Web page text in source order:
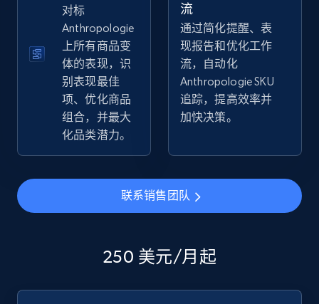
eBay - Collect products from shops on eBay
URL, Product id, Title, Seller name, Seller rating,
Seller reviews, Breadcrumbs, Root category, and
more.
2.5K+ 359+
eBay - Collect records by category
Seller reviews, Breadcrumbs, Root category, and
对标
Anthropologie
上所有商品变
体的表现，识
别表现最佳
项、优化商品
组合，并最大
化品类潜力。
流
通过简化提醒、表
现报告和优化工作
流，自动化
Anthropologie SKU
追踪，提高效率并
加快决策。
联系销售团队
250 美元/月起